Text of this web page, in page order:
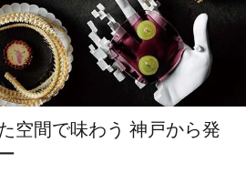
空間で味わう 神戸から発